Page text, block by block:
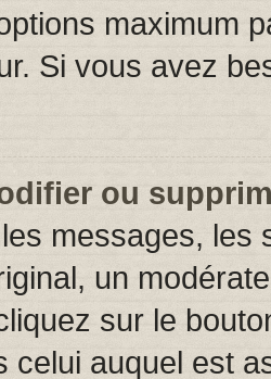
maximum
Si vous avez
ou
messages, les
un
sur le
celui auquel est